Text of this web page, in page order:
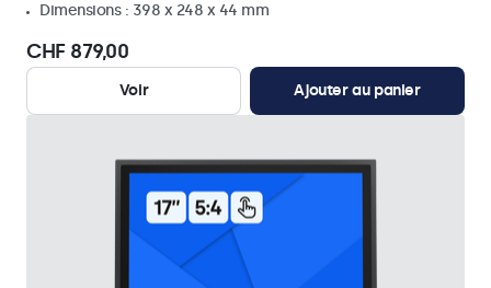
Dimensions : 398 x 248 x 44 mm
CHF 879,00
Voir Ajouter au panier